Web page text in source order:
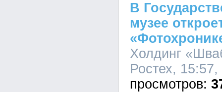
В
музее
Холдинг
Ростех,